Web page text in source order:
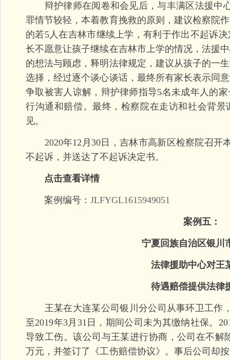
辩护律师在阅卷和会见后，与丰满区法援中
罪情节较轻，本着教育挽救的原则，建议检察院
的若5人在吉林市继续上学，有利于作出不起诉
长不愿意让孩子继续在吉林市上学的情况，法援
的想法与顾虑，释明法律规定，建议从孩子的一
选择，经过逐个谈心谈话，最终所有家长表示同
争取被害人谅解，辩护律师指导5名未成年人的
行沟通和赔偿。最终，检察院在走访和社会背
见。
2020年12月30日，吉林市高新区检察院召开
不起诉，并送达了不起诉决定书。
点击查看详情
案例编号： JLFYGL1615949051
案例五：
宁夏回族自治区银川
法律援助中心对王
待遇赔偿提供法律
王某在大连某公司银川分公司从事环卫工作，
至2019年3月31日，期间公司未为其缴纳社保。
导致工伤。该公司与王某进行协商，公司在不解
万元，并签订了《工伤赔偿协议》。事后公司却